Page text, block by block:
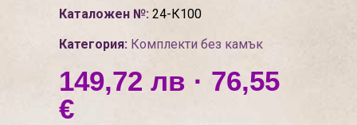
Каталожен №: 24-К100
Категория: Комплекти без камък
149,72 лв · 76,55
€